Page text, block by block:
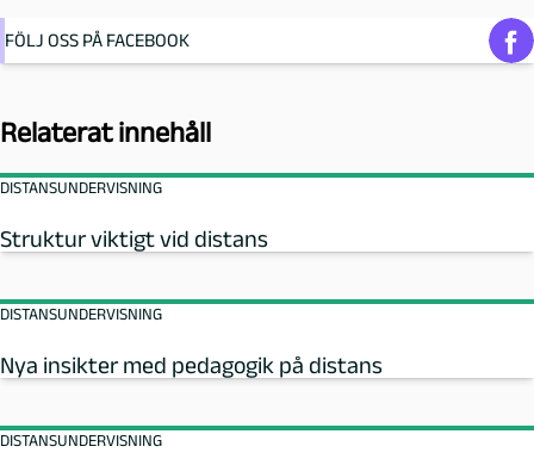
FÖLJ OSS PÅ FACEBOOK
Relaterat innehåll
DISTANSUNDERVISNING
Struktur viktigt vid distans
DISTANSUNDERVISNING
Nya insikter med pedagogik på distans
DISTANSUNDERVISNING